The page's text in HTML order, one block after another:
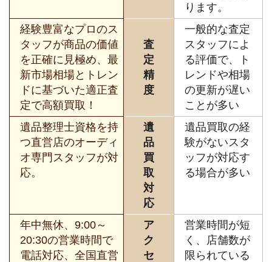
ります。
経験豊富なプロのス
タッフが商品の価値
を正確に見極め、最
新市場相場とトレン
ドに基づいた適正査
定で高額買取！
査
定
精
度
一般的な査定
スタッフによ
る評価で、ト
レンドや相場
の更新が遅い
ことが多い
遺品整理士資格を持
つ直営店のオーディ
オ専門スタッフが対
応。
遺
品
買
取
対
応
遺品買取の経
験がないスタ
ッフが対応す
る場合が多い
年中無休、9:00～
20:30の営業時間で
電話対応、全国直営
ア
ク
セ
営業時間が短
く、店舗数が
限られている